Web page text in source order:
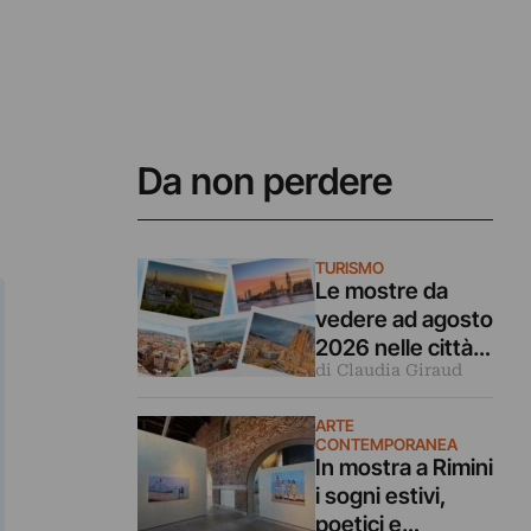
Da non perdere
TURISMO
Le mostre da
vedere ad agosto
2026 nelle città
d’arte europee
di Claudia Giraud
ARTE
CONTEMPORANEA
In mostra a Rimini
i sogni estivi,
poetici e